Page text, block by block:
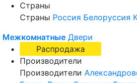
Страны
Страны Россия Белоруссия
Межкомнатные Двери
Распродажа
Производители
Производители